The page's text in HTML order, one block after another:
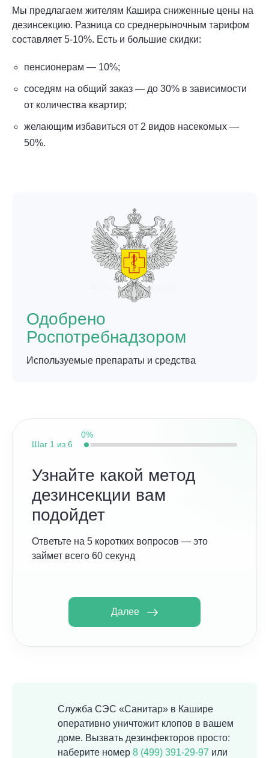
Мы предлагаем жителям Кашира сниженные цены на
дезинсекцию. Разница со среднерыночным тарифом
составляет 5-10%. Есть и большие скидки:
пенсионерам — 10%;
соседям на общий заказ — до 30% в зависимости
от количества квартир;
желающим избавиться от 2 видов насекомых —
50%.
Одобрено
Роспотребнадзором
Используемые препараты и средства
Шаг 1 из 6
0%
Узнайте какой метод
дезинсекции вам
подойдет
Ответьте на 5 коротких вопросов — это
займет всего 60 секунд
Далее
Служба СЭС «Санитар» в Кашире
оперативно уничтожит клопов в вашем
доме. Вызвать дезинфекторов просто:
наберите номер 8 (499) 391-29-97 или